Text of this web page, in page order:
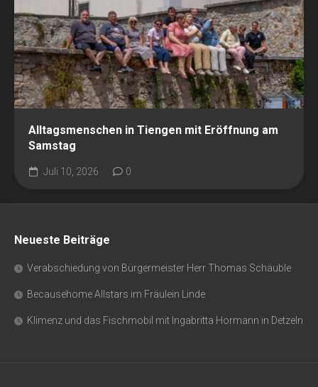
Alltagsmenschen in Tiengen mit Eröffnung am
Samstag
Juli 10, 2026 0
Neueste Beiträge
Verabschiedung von Bürgermeister Herr Thomas Schäuble
Becausehome Allstars im Fräulein Linde
Klimenz und das Fischmobil mit Ingabritta Hormann in Detzeln